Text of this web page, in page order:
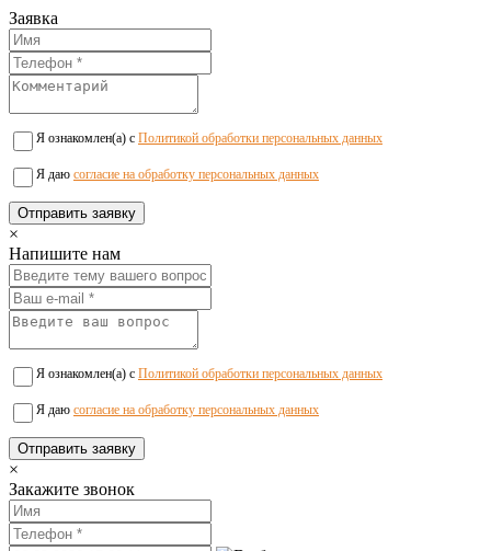
Заявка
Я ознакомлен(а) с Политикой обработки персональных данных
Я даю согласие на обработку персональных данных
×
Напишите нам
Я ознакомлен(а) с Политикой обработки персональных данных
Я даю согласие на обработку персональных данных
×
Закажите звонок